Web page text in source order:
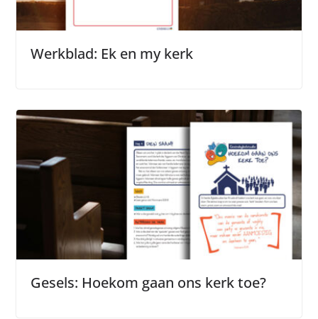
Werkblad: Ek en my kerk
Gesels: Hoekom gaan ons kerk toe?